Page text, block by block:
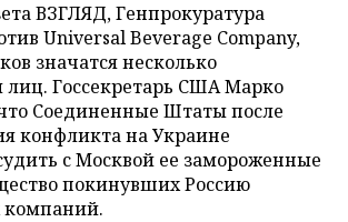
ВЗГЛЯД, Генпрокуратура
Universal Beverage Company,
значатся несколько
лиц. Госсекретарь США Марко
Соединенные Штаты после
конфликта на Украине
с Москвой ее замороженные
покинувших Россию
компаний.